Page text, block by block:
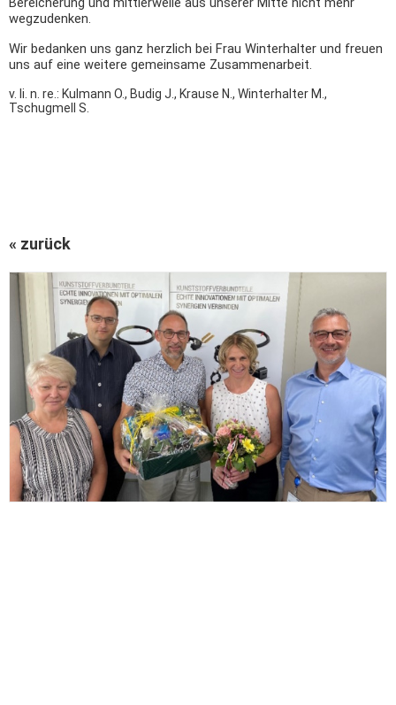
wegzudenken.
Wir bedanken uns ganz herzlich bei Frau Winterhalter und freuen
uns auf eine weitere gemeinsame Zusammenarbeit.
v. li. n. re.: Kulmann O., Budig J., Krause N., Winterhalter M.,
Tschugmell S.
« zurück